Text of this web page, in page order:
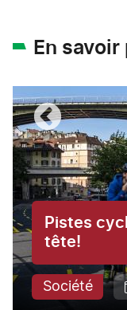
En savoir
Pistes
tête!
Société